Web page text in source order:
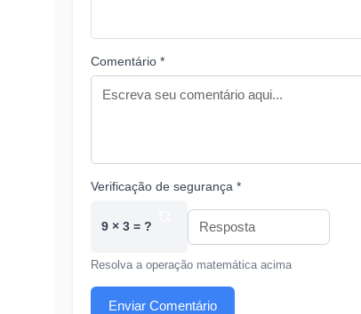
Comentário *
Verificação de segurança *
9 × 3 = ?
Resolva a operação matemática acima
Enviar Comentário